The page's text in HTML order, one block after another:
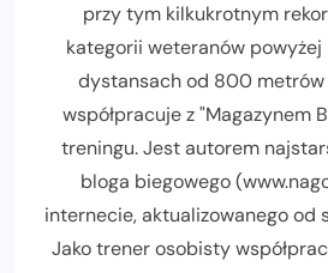
przy tym kilkukrotnym
kategorii weteranów powyżej
dystansach od 800 metrów
współpracuje z "Magazynem
treningu. Jest autorem
bloga biegowego
internecie, aktualizowanego od
Jako trener osobisty